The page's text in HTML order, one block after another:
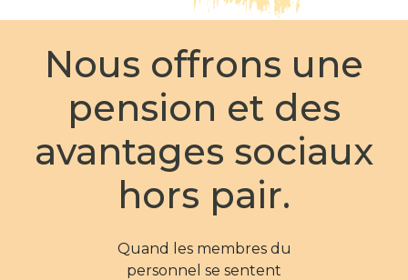
Nous offrons une
pension et des
avantages sociaux
hors pair.
Quand les membres du
personnel se sentent